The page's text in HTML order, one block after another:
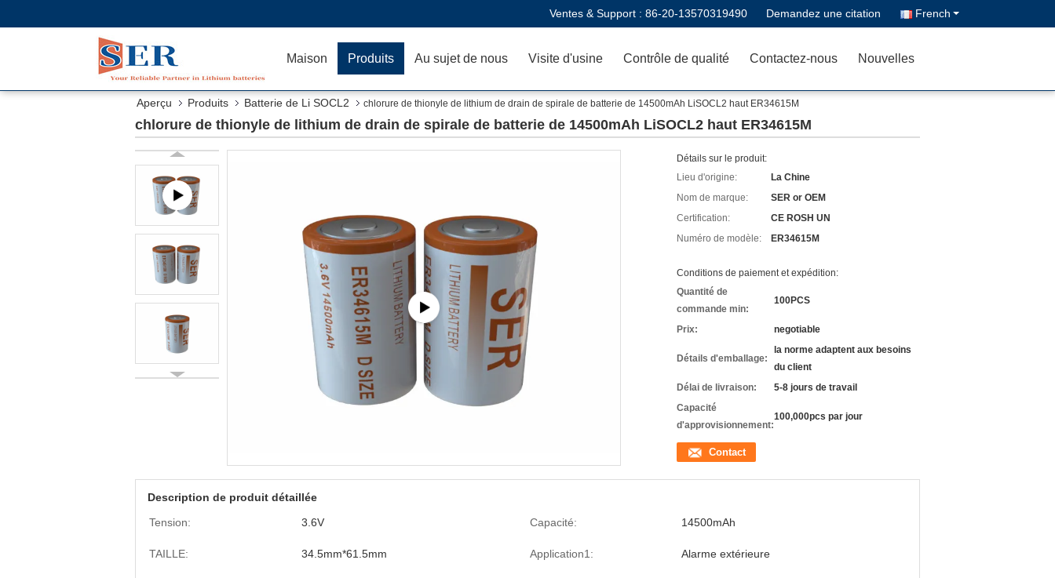
Ventes & Support : 86-20-13570319490 Demandez une citation French
Maison Produits Au sujet de nous Visite d'usine Contrôle de qualité Contactez-nous Nouvelles
Aperçu Produits Batterie de Li SOCL2 chlorure de thionyle de lithium de drain de spirale de batterie de 14500mAh LiSOCL2 haut ER34615M
chlorure de thionyle de lithium de drain de spirale de batterie de 14500mAh LiSOCL2 haut ER34615M
Détails sur le produit:
Lieu d'origine:
La Chine
Nom de marque:
SER or OEM
Certification:
CE ROSH UN
Numéro de modèle:
ER34615M
Conditions de paiement et expédition:
Quantité de
commande min:
100PCS
Prix: negotiable
Détails d'emballage:
la norme adaptent aux besoins
du client
Délai de livraison:
5-8 jours de travail
Capacité
d'approvisionnement:
100,000pcs par jour
Contact
Description de produit détaillée
Tension:
3.6V Capacité: 14500mAh
TAILLE: 34.5mm*61.5mm Application1: Alarme extérieure